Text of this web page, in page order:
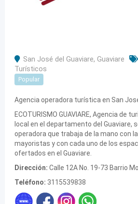
San José del Guaviare, Guaviare
Turísticos
Popular
Agencia operadora turística en San
ECOTURISMO GUAVIARE, Agencia de
local en el departamento del Guaviare,
operadora que trabaja de la mano con
mayoristas y con cada uno de los
ofertados en el Guaviare.
Dirección: Calle 12A No. 19-73 Barrio
Teléfono: 3115539838